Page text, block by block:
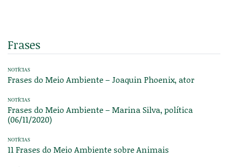
Frases
NOTÍCIAS
Frases do Meio Ambiente – Joaquin Phoenix, ator
NOTÍCIAS
Frases do Meio Ambiente – Marina Silva, política
(06/11/2020)
NOTÍCIAS
11 Frases do Meio Ambiente sobre Animais